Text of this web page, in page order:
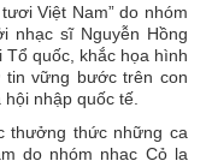
Việt Nam” do nhóm
nhạc sĩ Nguyễn Hồng
quốc, khắc họa hình
vững bước trên con
nhập quốc tế.
thưởng thức những ca
do nhóm nhạc Cỏ lạ